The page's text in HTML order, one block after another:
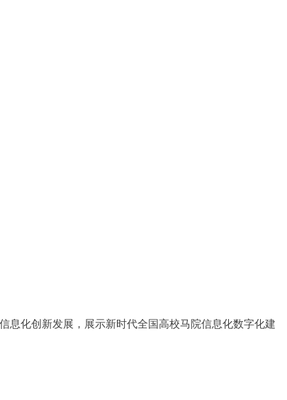
息化创新发展，展示新时代全国高校马院信息化数字化建